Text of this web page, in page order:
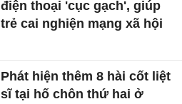
điện thoại 'cục gạch', giúp
trẻ cai nghiện mạng xã hội
Phát hiện thêm 8 hài cốt liệt
sĩ tại hố chôn thứ hai ở